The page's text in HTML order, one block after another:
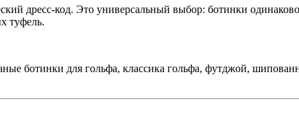
дресс-код. Это универсальный выбор: ботинки
туфель.
ботинки для гольфа, классика гольфа, футджой,